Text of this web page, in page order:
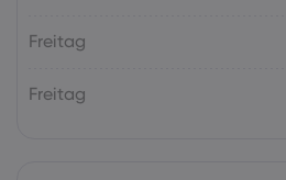
Freitag
Freitag